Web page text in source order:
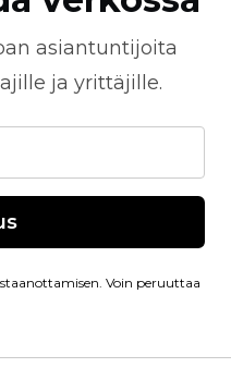
asiantuntijoita
ja yrittäjille.
Voin peruuttaa